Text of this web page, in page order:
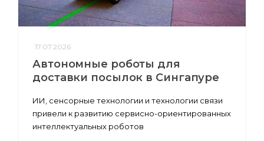
17.07.2026
Автономные роботы для
доставки посылок в Сингапуре
ИИ, сенсорные технологии и технологии связи
привели к развитию сервисно-ориентированных
интеллектуальных роботов